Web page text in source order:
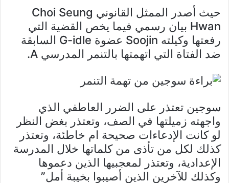
حيث أصدر الممثل القانوني Choi Seung
Hwan بيان رسمي فيما يخص القضية التي
رفعتها وكيلته Soojin عضوة G-idle السابقة
ضد الفتاة التي اتهمتها بالتنمر المدرسي A.
سوجين تعتذر على الضرر العاطفي الذي
واجهته زميلتها في الصف، وتعتذر بغض النظر
لو كانت الإدعاءات صحيحة ام خاطئة، وتعتذر
كذلك لكل من تأذى من كلماتها خلال المدرسة
الإعدادية، وتعتذر لمعجبيها الذين دعموها
وكذلك للآخرين الذين أصيبوا بخيبة أمل”